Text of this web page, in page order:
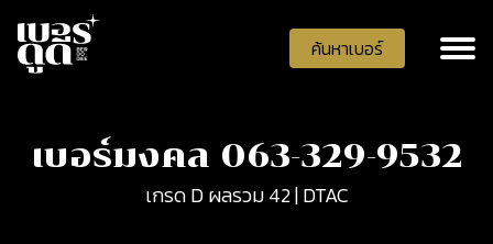
ค้นหาเบอร์
เบอร์มงคล 063-329-9532
เกรด D ผลรวม 42 | DTAC